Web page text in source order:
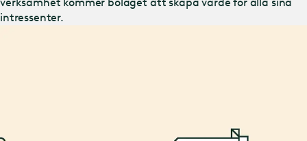
intressenter.